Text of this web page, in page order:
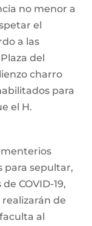
no menor a
el
a las
del
charro
para
el H.
para sepultar,
COVID-19,
de
al